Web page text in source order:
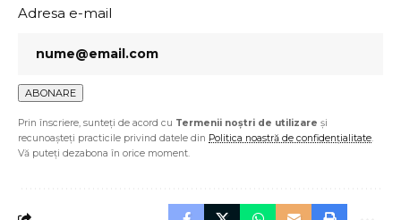
Adresa e-mail
Prin înscriere, sunteți de acord cu Termenii noștri de utilizare și
recunoașteți practicile privind datele din Politica noastră de confidențialitate.
Vă puteți dezabona în orice moment.